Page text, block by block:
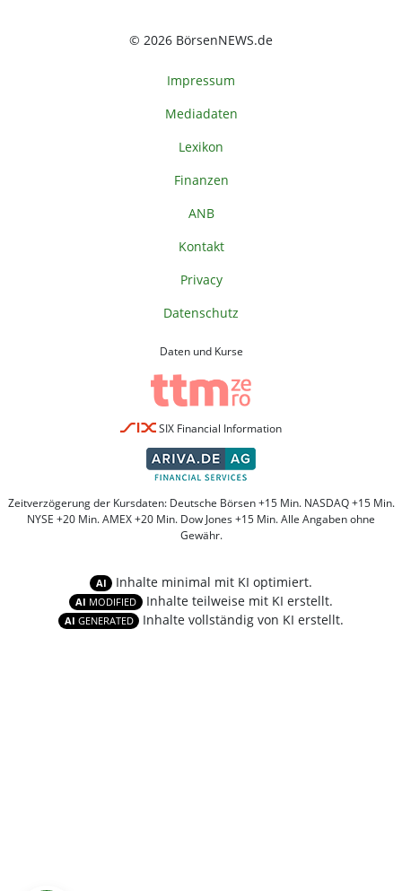
© 2026 BörsenNEWS.de
Impressum
Mediadaten
Lexikon
Finanzen
ANB
Kontakt
Privacy
Datenschutz
Daten und Kurse
SIX Financial Information
Zeitverzögerung der Kursdaten: Deutsche Börsen +15 Min. NASDAQ +15 Min.
NYSE +20 Min. AMEX +20 Min. Dow Jones +15 Min. Alle Angaben ohne
Gewähr.
AI Inhalte minimal mit KI optimiert.
AI MODIFIED Inhalte teilweise mit KI erstellt.
AI GENERATED Inhalte vollständig von KI erstellt.